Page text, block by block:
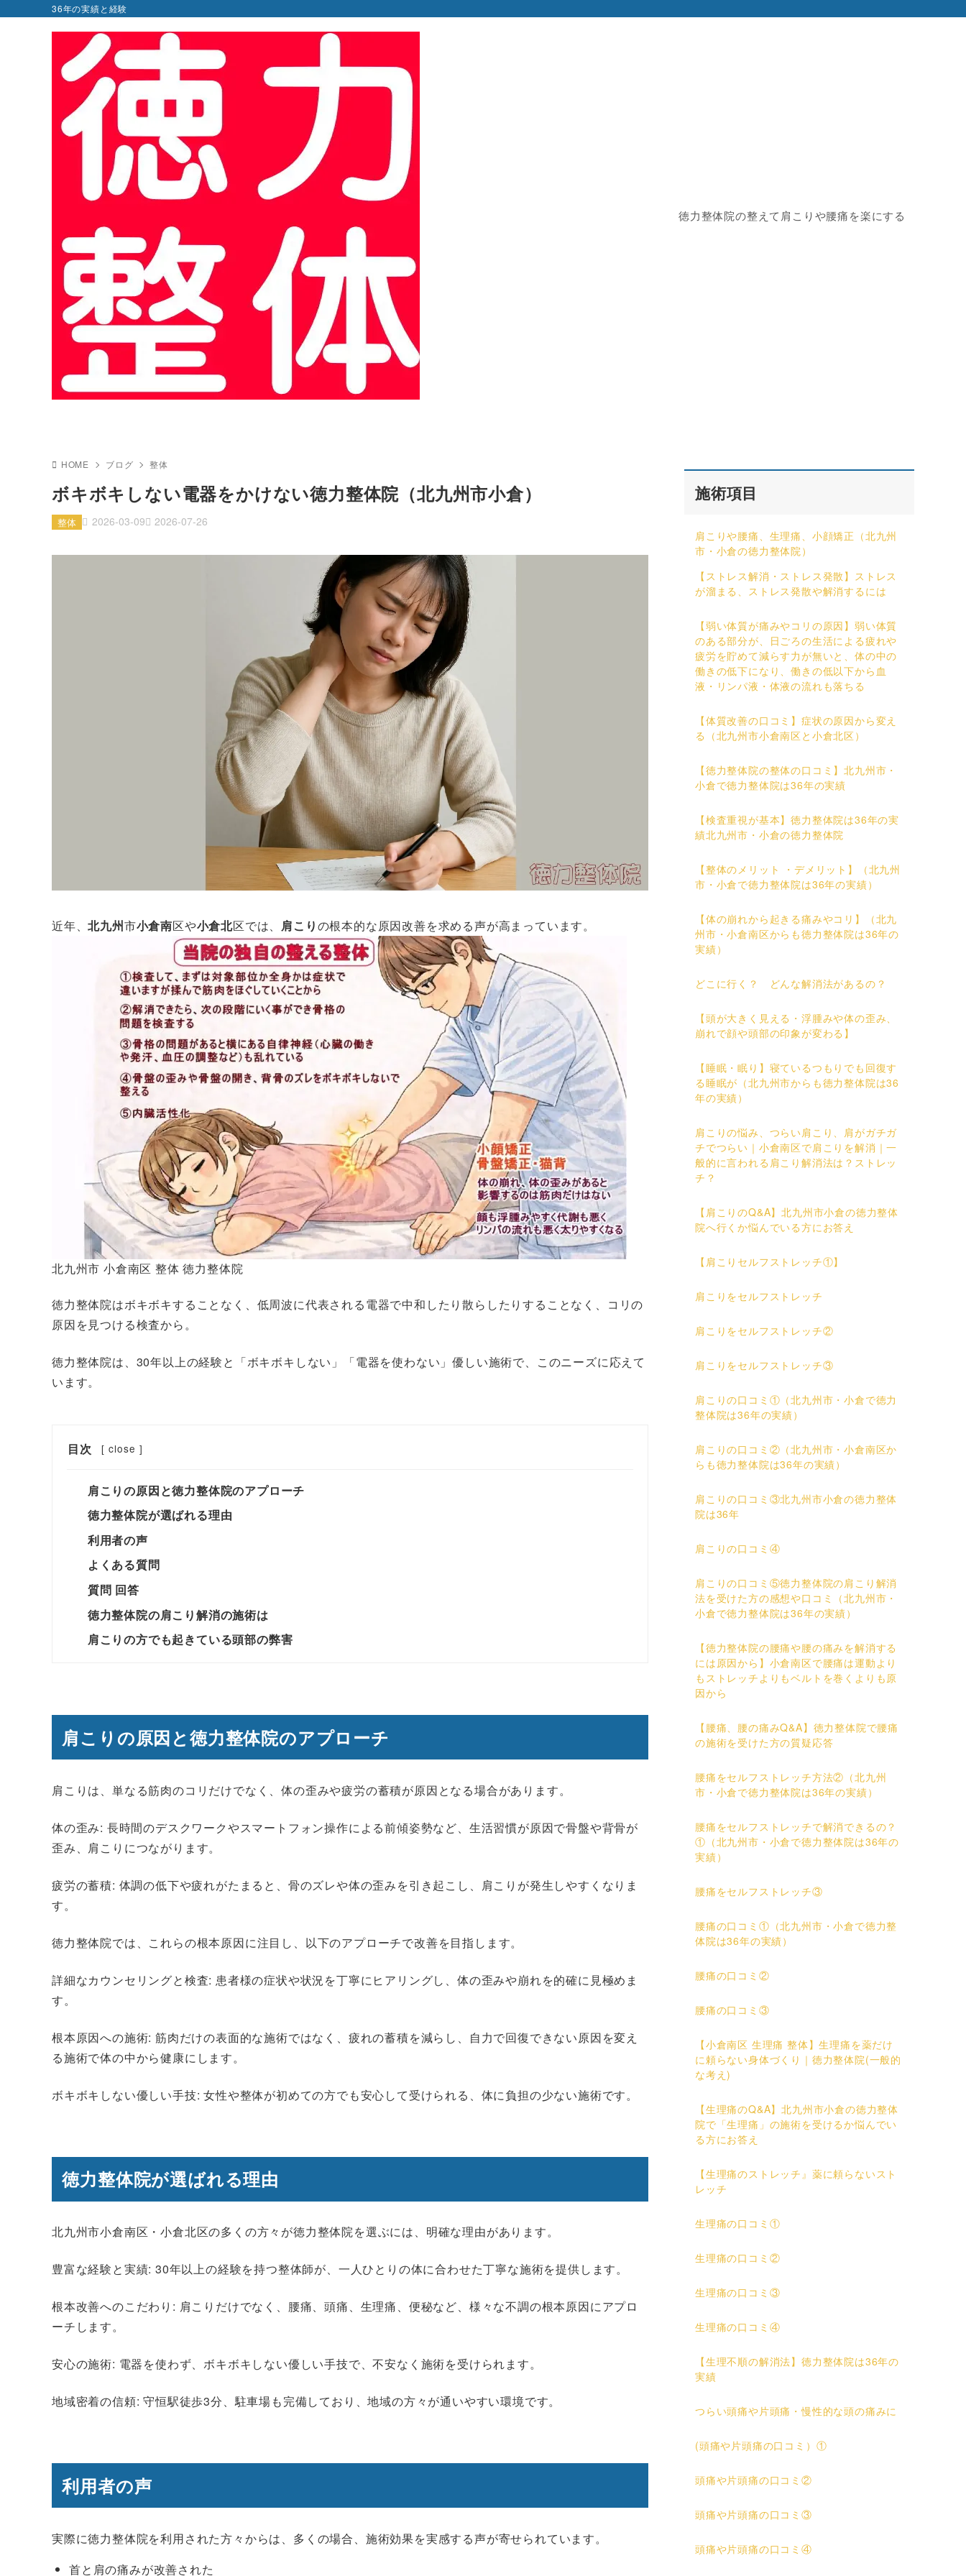
36年の実績と経験
徳力整体院の整えて肩こりや腰痛を楽にする
HOME ブログ 整体
ボキボキしない電器をかけない徳力整体院（北九州市小倉）
2026-03-09 2026-07-26
整体
近年、北九州市小倉南区や小倉北区では、 肩こりの根本的な原因改善を求める声が高まっています。
北九州市 小倉南区 整体 徳力整体院
徳力整体院はボキボキすることなく、低周波に代表される電器で中和したり散らしたりすることなく、コリの
原因を見つける検査から。
徳力整体院は、30年以上の経験と「ボキボキしない」「電器を使わない」優しい施術で、このニーズに応えて
います。
目次 [ close ]
肩こりの原因と徳力整体院のアプローチ
徳力整体院が選ばれる理由
利用者の声
よくある質問
質問 回答
徳力整体院の肩こり解消の施術は
肩こりの方でも起きている頭部の弊害
肩こりの原因と徳力整体院のアプローチ
肩こりは、単なる筋肉のコリだけでなく、体の歪みや疲労の蓄積が原因となる場合があります。
体の歪み: 長時間のデスクワークやスマートフォン操作による前傾姿勢など、生活習慣が原因で骨盤や背骨が
歪み、肩こりにつながります。
疲労の蓄積: 体調の低下や疲れがたまると、骨のズレや体の歪みを引き起こし、肩こりが発生しやすくなりま
す。
徳力整体院では、これらの根本原因に注目し、以下のアプローチで改善を目指します。
詳細なカウンセリングと検査: 患者様の症状や状況を丁寧にヒアリングし、体の歪みや崩れを的確に見極めま
す。
根本原因への施術: 筋肉だけの表面的な施術ではなく、疲れの蓄積を減らし、自力で回復できない原因を変え
る施術で体の中から健康にします。
ボキボキしない優しい手技: 女性や整体が初めての方でも安心して受けられる、体に負担の少ない施術です。
徳力整体院が選ばれる理由
北九州市小倉南区・小倉北区の多くの方々が徳力整体院を選ぶには、明確な理由があります。
豊富な経験と実績: 30年以上の経験を持つ整体師が、一人ひとりの体に合わせた丁寧な施術を提供します。
根本改善へのこだわり: 肩こりだけでなく、腰痛、頭痛、生理痛、便秘など、様々な不調の根本原因にアプロ
ーチします。
安心の施術: 電器を使わず、ボキボキしない優しい手技で、不安なく施術を受けられます。
地域密着の信頼: 守恒駅徒歩3分、駐車場も完備しており、地域の方々が通いやすい環境です。
利用者の声
実際に徳力整体院を利用された方々からは、多くの場合、施術効果を実感する声が寄せられています。
首と肩の痛みが改善された
施術項目
肩こりや腰痛、生理痛、小顔矯正（北九州
市・小倉の徳力整体院）
【ストレス解消・ストレス発散】ストレス
が溜まる、ストレス発散や解消するには
【弱い体質が痛みやコリの原因】弱い体質
のある部分が、日ごろの生活による疲れや
疲労を貯めて減らす力が無いと、体の中の
働きの低下になり、働きの低以下から血
液・リンパ液・体液の流れも落ちる
【体質改善の口コミ】症状の原因から変え
る（北九州市小倉南区と小倉北区）
【徳力整体院の整体の口コミ】北九州市・
小倉で徳力整体院は36年の実績
【検査重視が基本】徳力整体院は36年の実
績北九州市・小倉の徳力整体院
【整体のメリット ・デメリット】（北九州
市・小倉で徳力整体院は36年の実績）
【体の崩れから起きる痛みやコリ】（北九
州市・小倉南区からも徳力整体院は36年の
実績）
どこに行く？ どんな解消法があるの？
【頭が大きく見える・浮腫みや体の歪み、
崩れで顔や頭部の印象が変わる】
【睡眠・眠り】寝ているつもりでも回復す
る睡眠が（北九州市からも徳力整体院は36
年の実績）
肩こりの悩み、つらい肩こり、肩がガチガ
チでつらい｜小倉南区で肩こりを解消｜一
般的に言われる肩こり解消法は？ストレッ
チ？
【肩こりのQ&A】北九州市小倉の徳力整体
院へ行くか悩んでいる方にお答え
【肩こりセルフストレッチ①】
肩こりをセルフストレッチ
肩こりをセルフストレッチ②
肩こりをセルフストレッチ③
肩こりの口コミ①（北九州市・小倉で徳力
整体院は36年の実績）
肩こりの口コミ②（北九州市・小倉南区か
らも徳力整体院は36年の実績）
肩こりの口コミ③北九州市小倉の徳力整体
院は36年
肩こりの口コミ④
肩こりの口コミ⑤徳力整体院の肩こり解消
法を受けた方の感想や口コミ（北九州市・
小倉で徳力整体院は36年の実績）
【徳力整体院の腰痛や腰の痛みを解消する
には原因から】小倉南区で腰痛は運動より
もストレッチよりもベルトを巻くよりも原
因から
【腰痛、腰の痛みQ&A】徳力整体院で腰痛
の施術を受けた方の質疑応答
腰痛をセルフストレッチ方法②（北九州
市・小倉で徳力整体院は36年の実績）
腰痛をセルフストレッチで解消できるの？
①（北九州市・小倉で徳力整体院は36年の
実績）
腰痛をセルフストレッチ③
腰痛の口コミ①（北九州市・小倉で徳力整
体院は36年の実績）
腰痛の口コミ②
腰痛の口コミ③
【小倉南区 生理痛 整体】生理痛を薬だけ
に頼らない身体づくり｜徳力整体院(一般的
な考え)
【生理痛のQ&A】北九州市小倉の徳力整体
院で「生理痛」の施術を受けるか悩んでい
る方にお答え
【生理痛のストレッチ』薬に頼らないスト
レッチ
生理痛の口コミ①
生理痛の口コミ②
生理痛の口コミ③
生理痛の口コミ④
【生理不順の解消法】徳力整体院は36年の
実績
つらい頭痛や片頭痛・慢性的な頭の痛みに
(頭痛や片頭痛の口コミ）①
頭痛や片頭痛の口コミ②
頭痛や片頭痛の口コミ③
頭痛や片頭痛の口コミ④